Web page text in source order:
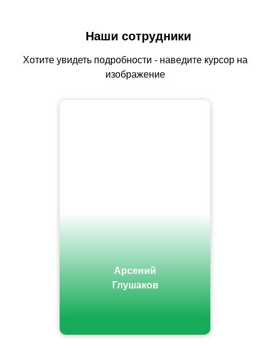
Наши сотрудники
Хотите увидеть подробности - наведите курсор на
изображение
Арсений
Глушаков